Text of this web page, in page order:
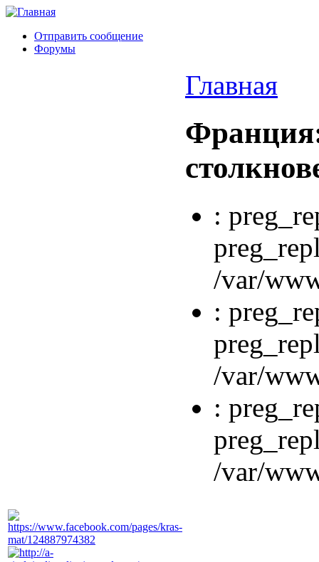
Отправить сообщение
Форумы
Главная
:
/var/
:
/var/
:
/var/